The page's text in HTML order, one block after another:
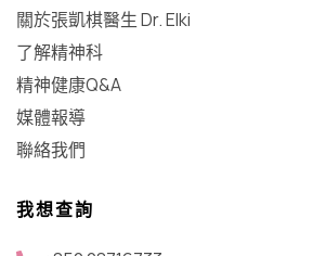
關於張凱棋醫生 Dr. Elki
了解精神科
精神健康Q&A
媒體報導
聯絡我們
我想查詢